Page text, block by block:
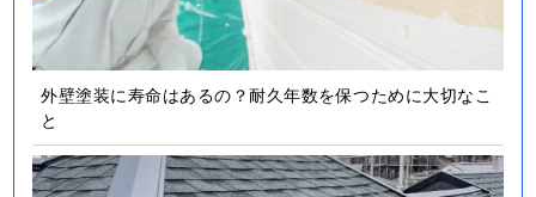
外壁塗装に寿命はあるの？耐久年数を保つために大切なこ
と